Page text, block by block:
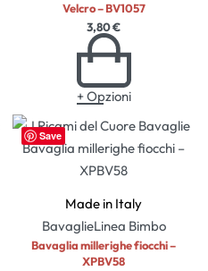
Velcro – BV1057
3,80€
+ Opzioni
Save
Made in Italy
BavaglieLinea Bimbo
Bavaglia millerighe fiocchi –
XPBV58